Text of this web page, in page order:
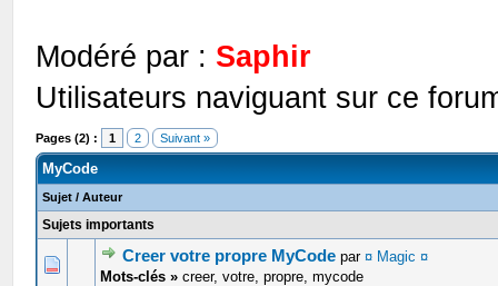
Modéré par : Saphir
Utilisateurs naviguant sur ce
Pages (2) : 1 2 Suivant »
MyCode
Sujet /Auteur
Sujets importants
Creer votre propre MyCode par ¤ Magic ¤
Mots-clés »creer, votre, propre, mycode
0 Votes - 0 sur 5 en moyenne
1 2345